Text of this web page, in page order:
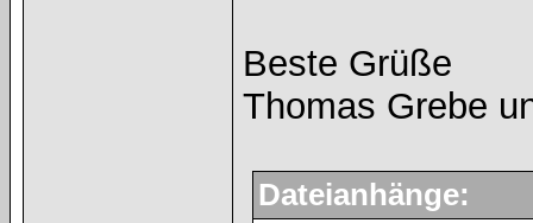
Beste Grüße
Thomas Grebe
Dateianhänge: